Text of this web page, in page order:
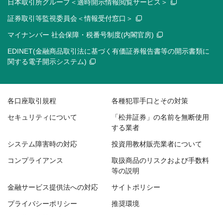
日本取引所グループ＜適時開示情報閲覧サービス＞
証券取引等監視委員会＜情報受付窓口＞
マイナンバー 社会保障・税番号制度(内閣官房)
EDINET(金融商品取引法に基づく有価証券報告書等の開示書類に
関する電子開示システム)
各口座取引規程 各種犯罪手口とその対策
セキュリティについて
「松井証券」の名前を無断使用
する業者
システム障害時の対応 投資用教材販売業者について
コンプライアンス
取扱商品のリスクおよび手数料
等の説明
金融サービス提供法への対応 サイトポリシー
プライバシーポリシー 推奨環境